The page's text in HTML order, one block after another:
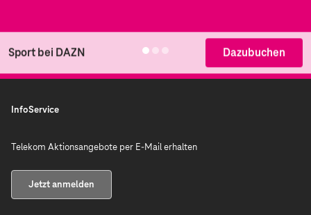
InfoService
Telekom Aktionsangebote per E-Mail erhalten
Jetzt anmelden
Sport bei DAZN Dazubuchen